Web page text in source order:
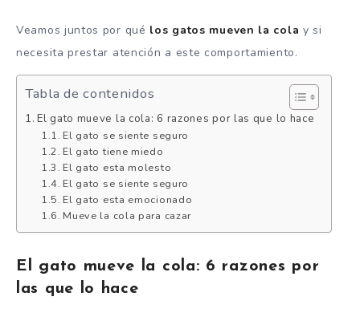
Veamos juntos por qué los gatos mueven la cola y si
necesita prestar atención a este comportamiento.
Tabla de contenidos
El gato mueve la cola: 6 razones por las que lo hace
El gato se siente seguro
El gato tiene miedo
El gato esta molesto
El gato se siente seguro
El gato esta emocionado
Mueve la cola para cazar
El gato mueve la cola: 6 razones por
las que lo hace